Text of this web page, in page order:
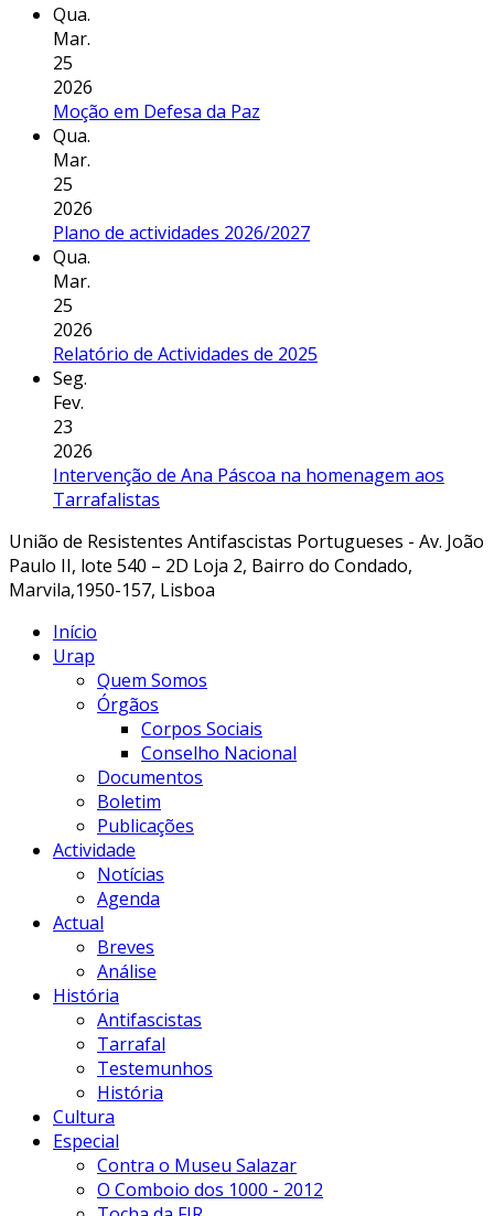
Qua.
Mar.
25
2026
Moção em Defesa da Paz
Qua.
Mar.
25
2026
Plano de actividades 2026/2027
Qua.
Mar.
25
2026
Relatório de Actividades de 2025
Seg.
Fev.
23
2026
Intervenção de Ana Páscoa na homenagem aos
Tarrafalistas
União de Resistentes Antifascistas Portugueses - Av. João
Paulo II, lote 540 – 2D Loja 2, Bairro do Condado,
Marvila,1950-157, Lisboa
Início
Urap
Quem Somos
Órgãos
Corpos Sociais
Conselho Nacional
Documentos
Boletim
Publicações
Actividade
Notícias
Agenda
Actual
Breves
Análise
História
Antifascistas
Tarrafal
Testemunhos
História
Cultura
Especial
Contra o Museu Salazar
O Comboio dos 1000 - 2012